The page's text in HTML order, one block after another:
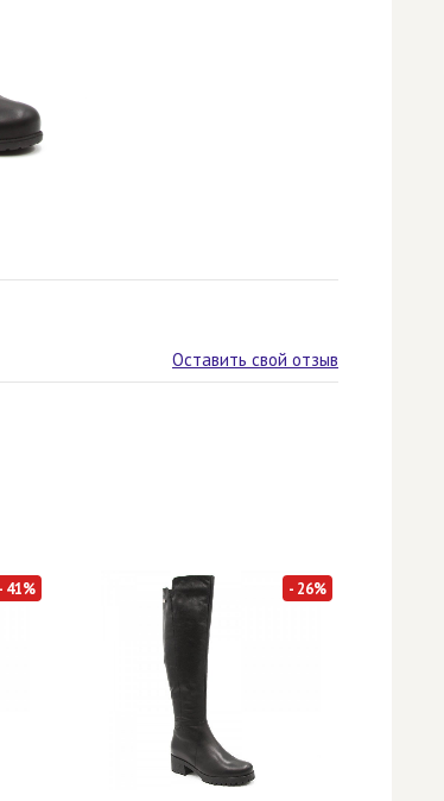
Оставить свой отзыв
- 41% - 26%